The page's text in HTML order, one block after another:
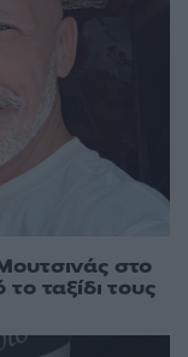
στο
ταξίδι τους